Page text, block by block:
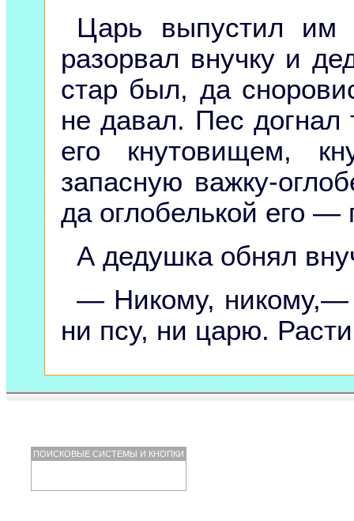
Царь выпустил им
разорвал внучку и
стар был, да
не давал. Пес догнал
его кнутовищем,
запасную важку-
да оглобелькой его —
А дедушка обнял
— Никому, никому,—
ни псу, ни царю.
ПОИСКОВЫЕ СИСТЕМЫ И КНОПКИ